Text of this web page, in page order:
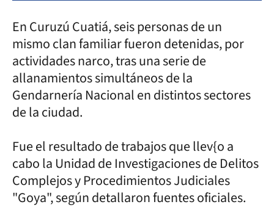
En Curuzú Cuatiá, seis personas de un
mismo clan familiar fueron detenidas, por
actividades narco, tras una serie de
allanamientos simultáneos de la
Gendarnería Nacional en distintos sectores
de la ciudad.
Fue el resultado de trabajos que llev{o a
cabo la Unidad de Investigaciones de Delitos
Complejos y Procedimientos Judiciales
"Goya", según detallaron fuentes oficiales.